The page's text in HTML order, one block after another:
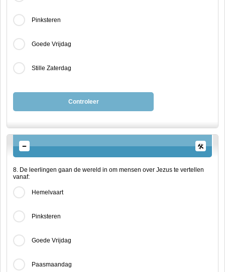
Pinksteren
Goede Vrijdag
Stille Zaterdag
Controleer
8. De leerlingen gaan de wereld in om mensen over Jezus te vertellen
vanaf:
Hemelvaart
Pinksteren
Goede Vrijdag
Paasmaandag